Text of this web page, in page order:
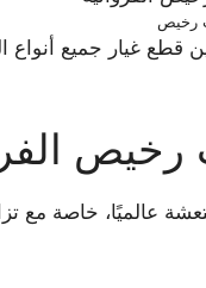
رخيص
غيار جميع أنواع
عالميًا، خاصة مع